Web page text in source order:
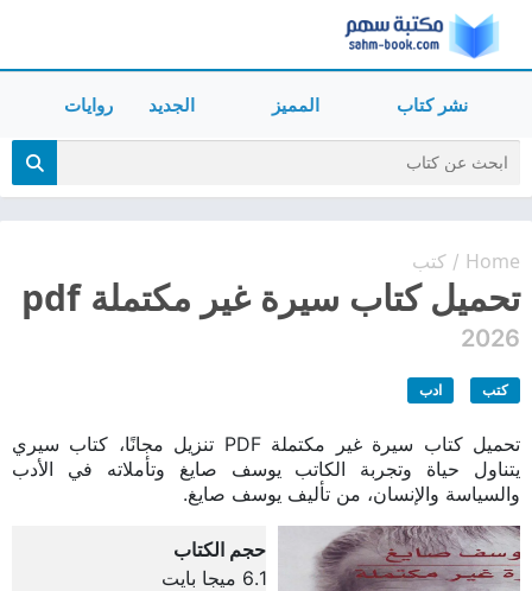
نشر كتاب المميز الجديد روايات
Home
/ كتب
تحميل كتاب سيرة غير مكتملة pdf
2026
كتب ادب
تحميل كتاب سيرة غير مكتملة PDF تنزيل مجانًا، كتاب سيري
يتناول حياة وتجربة الكاتب يوسف صايغ وتأملاته في الأدب
والسياسة والإنسان، من تأليف يوسف صايغ.
حجم الكتاب
6.1 ميجا بايت